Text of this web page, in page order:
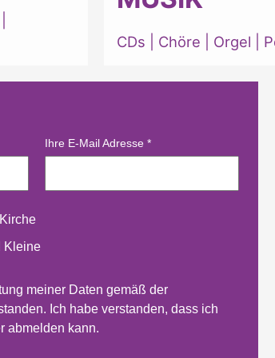
CDs Chöre Orgel
Ihre E-Mail Adresse *
Kleine
meiner Daten gemäß der
Ich habe verstanden, dass ich
abmelden kann.